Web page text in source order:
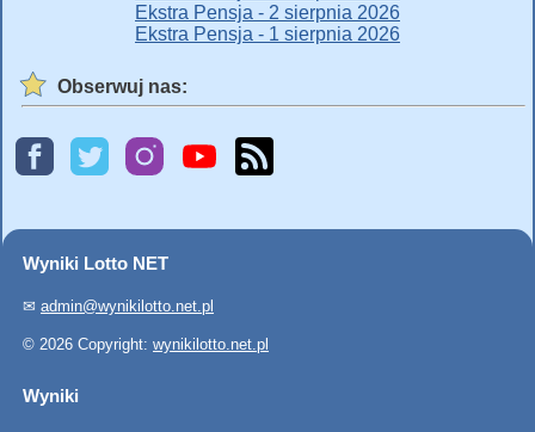
Ekstra Pensja - 2 sierpnia 2026
Ekstra Pensja - 1 sierpnia 2026
Obserwuj nas:
Wyniki Lotto NET
✉ admin@wynikilotto.net.pl
© 2026 Copyright: wynikilotto.net.pl
Wyniki